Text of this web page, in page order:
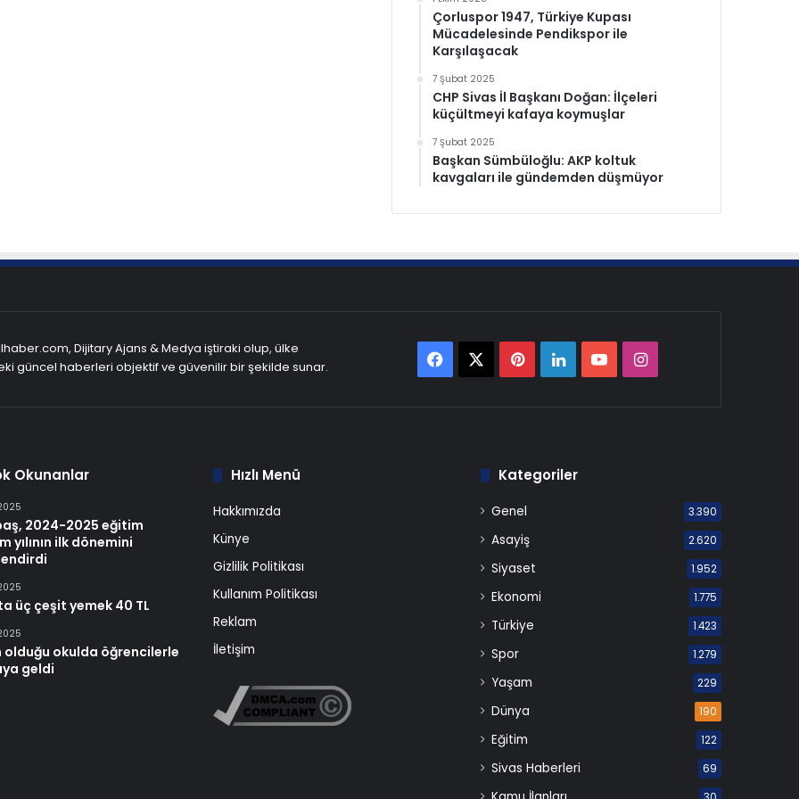
Çorluspor 1947, Türkiye Kupası
Mücadelesinde Pendikspor ile
Karşılaşacak
7 Şubat 2025
CHP Sivas İl Başkanı Doğan: İlçeleri
küçültmeyi kafaya koymuşlar
7 Şubat 2025
Başkan Sümbüloğlu: AKP koltuk
kavgaları ile gündemden düşmüyor
Dijitary Ajans & Medya iştiraki olup, ülke
güncel haberleri objektif ve güvenilir bir şekilde sunar.
FacebookPinterest
LinkedInYouTubeInstagram
Okunanlar
2024-2025 eğitim
yılının ilk dönemini
üç çeşit yemek 40 TL
olduğu okulda öğrencilerle
geldi
Hızlı Menü
Hakkımızda
Künye
Gizlilik Politikası
Kullanım Politikası
Reklam
İletişim
Kategoriler
Genel 3.390
Asayiş 2.620
Siyaset 1.952
Ekonomi 1.775
Türkiye 1.423
Spor 1.279
Yaşam 229
Dünya 190
Eğitim 122
Sivas Haberleri 69